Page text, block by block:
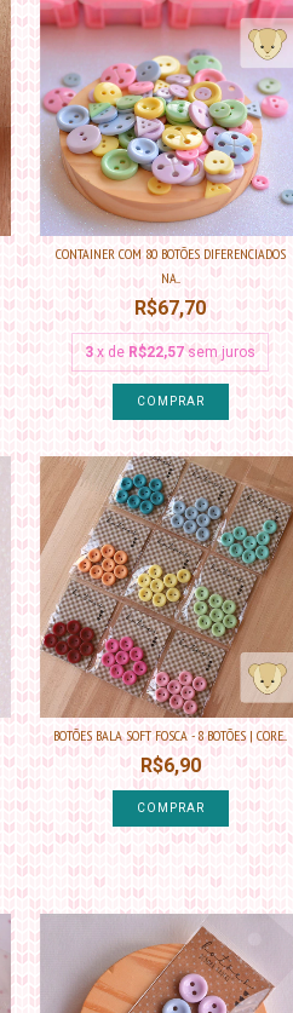
CONTAINER COM 80 BOTÕES DIFERENCIADOS
NA...
R$67,70
3 x de R$22,57 sem juros
BOTÕES BALA SOFT FOSCA - 8 BOTÕES | CORE...
R$6,90
COMPRAR